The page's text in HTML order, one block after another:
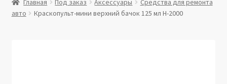
Витрина
Главная Под заказ Аксессуары
Средства для ремонта
авто
Краскопульт-мини верхний бачок 125 мл H-2000